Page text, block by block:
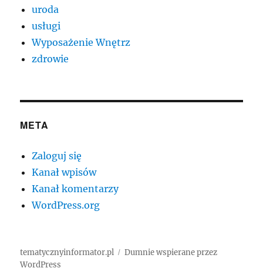
uroda
usługi
Wyposażenie Wnętrz
zdrowie
META
Zaloguj się
Kanał wpisów
Kanał komentarzy
WordPress.org
tematycznyinformator.pl
Dumnie wspierane przez
WordPress